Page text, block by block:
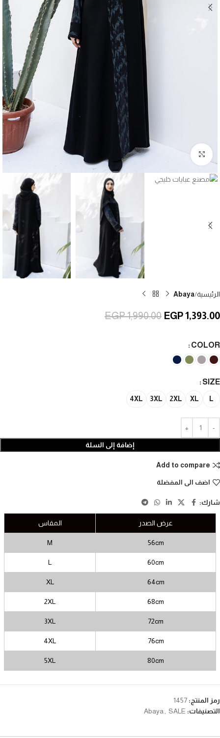
Click to enlarge
الرئيسية Abaya
EGP1,393.00
EGP1,990.00
عرض الصدر المقاس
56cm
M
60cm
L
64cm
XL
68cm
2XL
72cm
3XL
76cm
4XL
80cm
5XL
COLOR
SIZE
L
XL
2XL
3XL
4XL
إضافة إلى السلة
Add to compare
اضف الى المفضلة
رمز المنتج: 1457
التصنيفات:
Abaya SALE
شارك: